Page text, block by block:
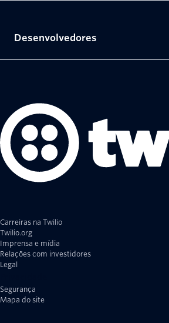
Carreiras na Twilio
Twilio.org
Imprensa e mídia
Relações com investidores
Legal
Segurança
Mapa do site
Desenvolvedores